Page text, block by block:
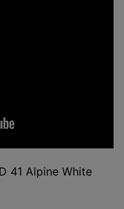
41 Alpine White